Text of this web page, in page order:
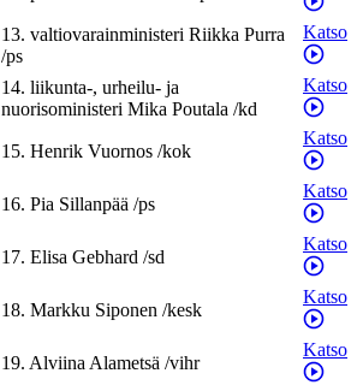
13. valtiovarainministeri Riikka Purra
/ps
Katso
14. liikunta-, urheilu- ja
nuorisoministeri Mika Poutala /kd
Katso
15. Henrik Vuornos /kok
Katso
16. Pia Sillanpää /ps
Katso
17. Elisa Gebhard /sd
Katso
18. Markku Siponen /kesk
Katso
19. AlviinaAlametsä /vihr
Katso